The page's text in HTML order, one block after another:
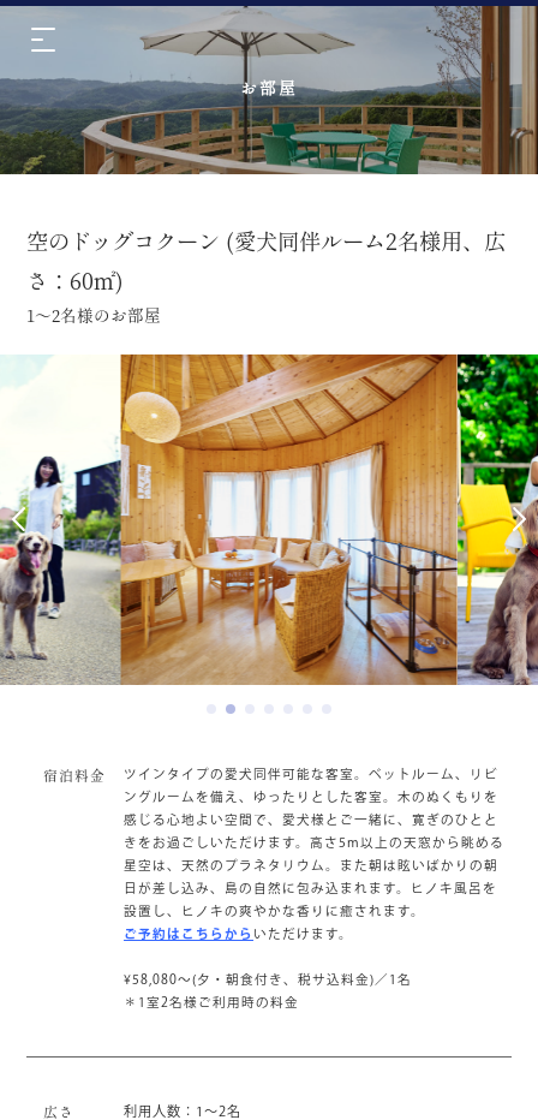
お部屋
空のドッグコクーン (愛犬同伴ルーム2名様用、広
さ：60㎡)
1～2名様のお部屋
宿泊料金
ツインタイプの愛犬同伴可能な客室。ベットルーム、リビ
ングルームを備え、ゆったりとした客室。木のぬくもりを
感じる心地よい空間で、愛犬様とご一緒に、寛ぎのひとと
きをお過ごしいただけます。高さ5m以上の天窓から眺める
星空は、天然のプラネタリウム。また朝は眩いばかりの朝
日が差し込み、島の自然に包み込まれます。ヒノキ風呂を
設置し、ヒノキの爽やかな香りに癒されます。
ご予約はこちらから いただけます。
¥58,080～(夕・朝食付き、税サ込料金)／1名
＊1室2名様ご利用時の料金
広さ
利用人数：1～2名